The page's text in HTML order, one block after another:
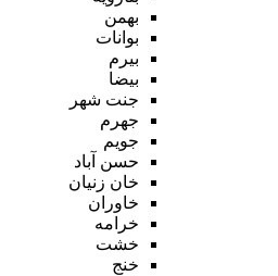
بهمن
بوانات
بیرم
بیضا
جنت شهر
جهرم
جویم
حسن آباد
خان زنیان
خاوران
خرامه
خشت
خنج